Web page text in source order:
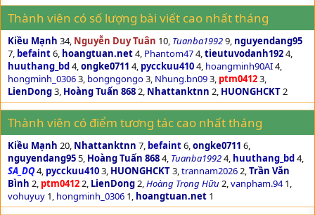
Thành viên có số lượng bài viết cao nhất tháng
Kiều Mạnh 34 Nguyễn Duy Tuân 10 Tuanba19929 nguyendang95
7 befaint6 hoangtuan.net4 Phantom474 tieutuvodanh1924
huuthang_bd4 ongke0711 4 pycckuu4104 hoangminh90AI4
hongminh_03063 bongngongo3 Nhung.bn093 ptm04123
LienDong3 Hoàng Tuấn 868 2 Nhattanktnn 2 HUONGHCKT 2
Thành viên có điểm tương tác cao nhất tháng
Kiều Mạnh 20 Nhattanktnn 7 befaint6 ongke0711 6
nguyendang95 5 Hoàng Tuấn 8684 Tuanba19924 huuthang_bd4
SA_DQ4 pycckuu4103 HUONGHCKT3 trannam2026 2 Trần Văn
Bình 2 ptm0412 2 LienDong 2 Hoàng Trọng Hữu 2 vanpham.941
vohuyuy 1 hongminh_0306 1 hoangtuan.net 1